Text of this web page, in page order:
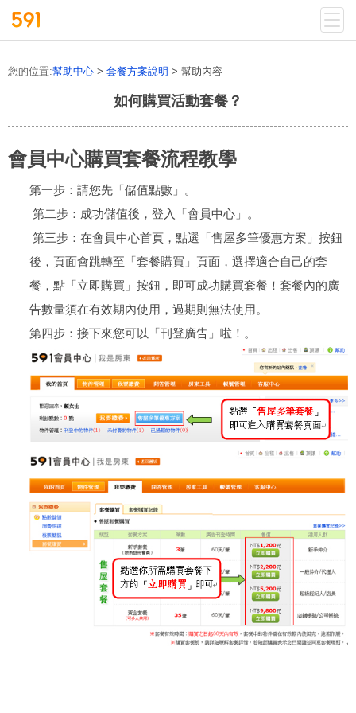
您的位置:幫助中心 > 套餐方案說明 > 幫助內容
如何購買活動套餐？
會員中心購買套餐流程教學
第一步：請您先「儲值點數」。
第二步：成功儲值後，登入「會員中心」。
第三步：在會員中心首頁，點選「售屋多筆優惠方案」按鈕
後，頁面會跳轉至「套餐購買」頁面，選擇適合自己的套
餐，點「立即購買」按鈕，即可成功購買套餐！套餐內的廣
告數量須在有效期內使用，過期則無法使用。
第四步：接下來您可以「刊登廣告」啦！。